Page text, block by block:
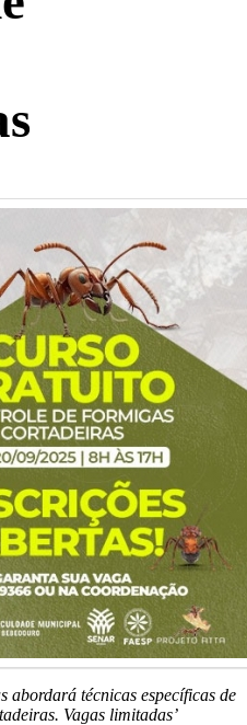
abordará técnicas específicas de
Vagas limitadas’